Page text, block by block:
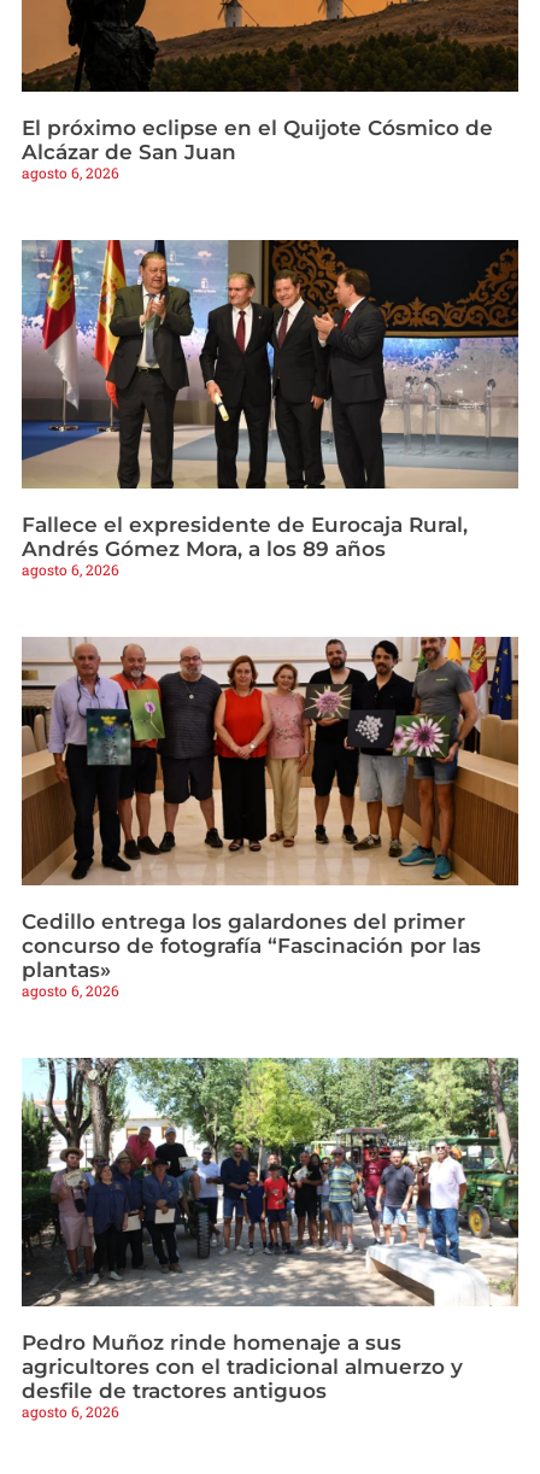
El próximo eclipse en el Quijote Cósmico de
Alcázar de San Juan
agosto 6, 2026
Fallece el expresidente de Eurocaja Rural,
Andrés Gómez Mora, a los 89 años
agosto 6, 2026
Cedillo entrega los galardones del primer
concurso de fotografía “Fascinación por las
plantas»
agosto 6, 2026
Pedro Muñoz rinde homenaje a sus
agricultores con el tradicional almuerzo y
desfile de tractores antiguos
agosto 6, 2026